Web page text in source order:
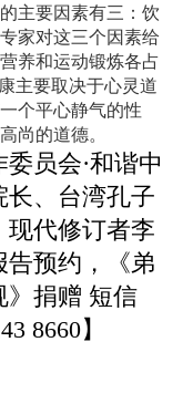
主要因素有三：饮
家对这三个因素给
养和运动锻炼各占
主要取决于心灵道
个平心静气的性
尚的道德。
员会·和谐中
长、台湾孔子
现代修订者李
告预约，《弟
》捐赠 短信
8660】